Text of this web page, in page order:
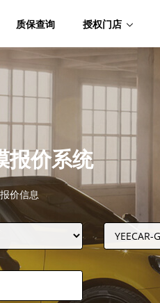
质保查询 授权门店
报价系统
价信息